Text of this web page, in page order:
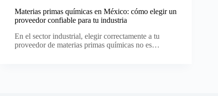
Materias primas químicas en México: cómo elegir un
proveedor confiable para tu industria
En el sector industrial, elegir correctamente a tu
proveedor de materias primas químicas no es…